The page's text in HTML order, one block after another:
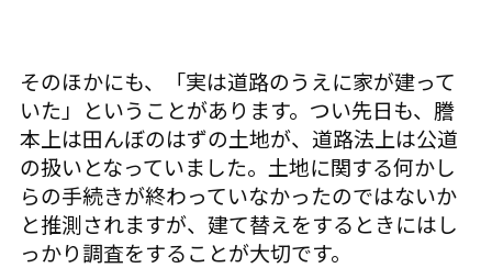
そのほかにも、「実は道路のうえに家が建って
いた」ということがあります。つい先日も、謄
本上は田んぼのはずの土地が、道路法上は公道
の扱いとなっていました。土地に関する何かし
らの手続きが終わっていなかったのではないか
と推測されますが、建て替えをするときにはし
っかり調査をすることが大切です。